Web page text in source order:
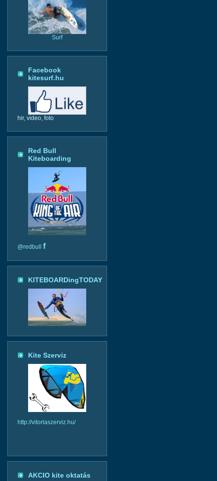
Surf
Facebook
kitesurf.hu
hir, video, foto
Red Bull
Kiteboarding
@redbull f
KITEBOARDingTODAY
Kite Szerviz
http://vitorlaszerviz.hu/
AKCIO kite oktatás